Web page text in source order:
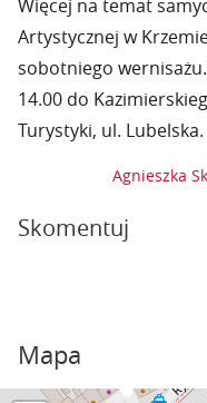
Więcej na temat
Artystycznej w
sobotniego
14.00 do
Turystyki, ul. Lubelska.
Agnieszka
Skomentuj
Mapa